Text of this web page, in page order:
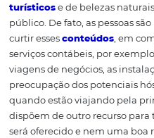
O marketing para hotéis
grandes mídias de
oturismoprivado, é
turísticose de belezas
público. De fato, as
curtir essesconteúdos,